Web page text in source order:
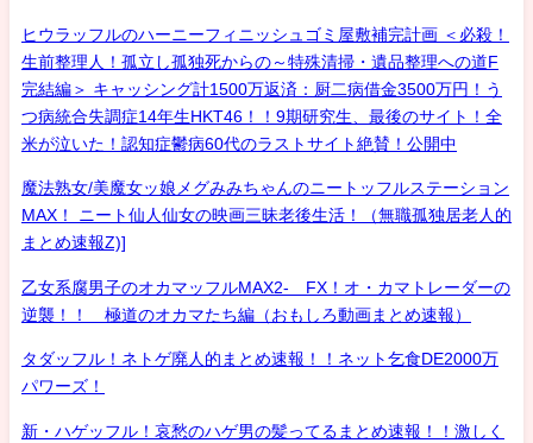
ヒウラッフルのハーニーフィニッシュゴミ屋敷補完計画 ＜必殺！
生前整理人！孤立し孤独死からの～特殊清掃・遺品整理への道F
完結編＞ キャッシング計1500万返済：厨二病借金3500万円！う
つ病統合失調症14年生HKT46！！9期研究生、最後のサイト！全
米が泣いた！認知症鬱病60代のラストサイト絶賛！公開中
魔法熟女/美魔女ッ娘メグみみちゃんのニートッフルステーション
MAX！ ニート仙人仙女の映画三昧老後生活！（無職孤独居老人的
まとめ速報Z)]
乙女系腐男子のオカマッフルMAX2- FX！オ・カマトレーダーの
逆襲！！ 極道のオカマたち編（おもしろ動画まとめ速報）
タダッフル！ネトゲ廃人的まとめ速報！！ネット乞食DE2000万
パワーズ！
新・ハゲッフル！哀愁のハゲ男の髪ってるまとめ速報！！激しく